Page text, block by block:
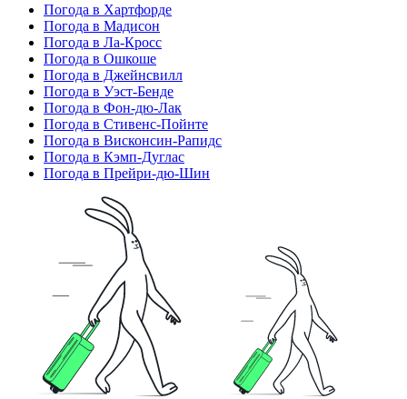
Погода в Хартфорде
Погода в Мадисон
Погода в Ла-Кросс
Погода в Ошкоше
Погода в Джейнсвилл
Погода в Уэст-Бенде
Погода в Фон-дю-Лак
Погода в Стивенс-Пойнте
Погода в Висконсин-Рапидс
Погода в Кэмп-Дуглас
Погода в Прейри-дю-Шин